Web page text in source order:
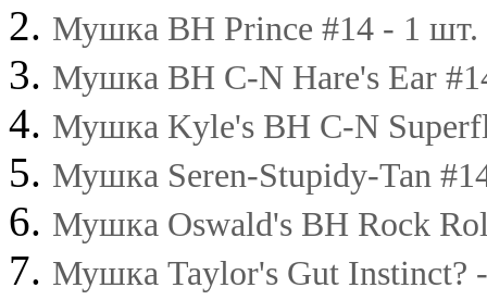
Мушка BH Prince #14 - 1 шт.
Мушка BH C-N Hare's Ear
Мушка Kyle's BH C-N
Мушка Seren-Stupidy-Tan
Мушка Oswald's BH Rock
Мушка Taylor's Gut Instinct?